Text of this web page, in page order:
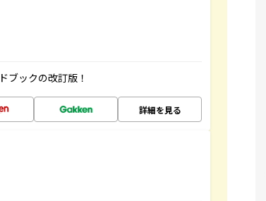
ブックの改訂版！
詳細を見る